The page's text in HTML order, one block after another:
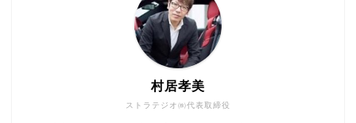
ストラテジオ㈱代表取締役
村居孝美